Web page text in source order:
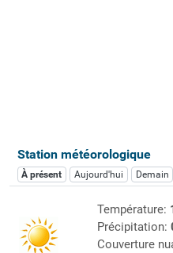
Station météorologique
À présent Aujourd'hui Demain
Température:
Précipitation:
Couverture